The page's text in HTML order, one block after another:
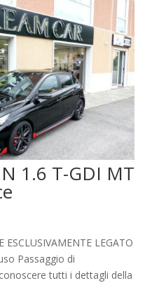
1.6 T-GDI MT
LEGATO
Passaggio di
tutti i dettagli della